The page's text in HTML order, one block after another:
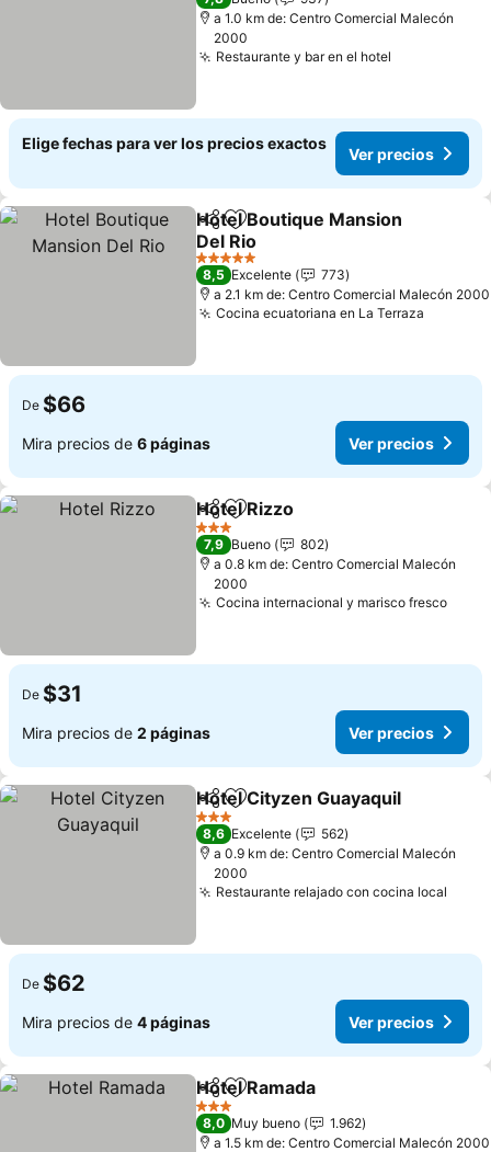
a 1.0 km de: Centro Comercial Malecón
2000
Restaurante y bar en el hotel
Elige fechas para ver los precios exactos
Ver precios
CompartirAgregar a favoritos
Hotel Boutique Mansion
Del Rio
Ver precios
5 Estrellas
8,5 Excelente
773
a 2.1 km de: Centro Comercial Malecón 2000
Cocina ecuatoriana en La Terraza
De $66
Mira precios de 6 páginas Ver precios
CompartirAgregar a favoritos
Hotel Rizzo
3 Estrellas
7,9 Bueno
802
a 0.8 km de: Centro Comercial Malecón
2000
Cocina internacional y marisco frescoVer
De $31
Mira precios de 2 páginas Ver precios
CompartirAgregar a favoritos
Hotel Cityzen Guayaquil
3 Estrellas
8,6 Excelente
562
a 0.9 km de: Centro Comercial Malecón
2000
Restaurante relajado con cocina local
De $62
Mira precios de 4 páginas Ver precios
CompartirAgregar a favoritos
Hotel Ramada
3 Estrellas
8,0 Muy bueno
1.962
a 1.5 km de: Centro Comercial Malecón 2000